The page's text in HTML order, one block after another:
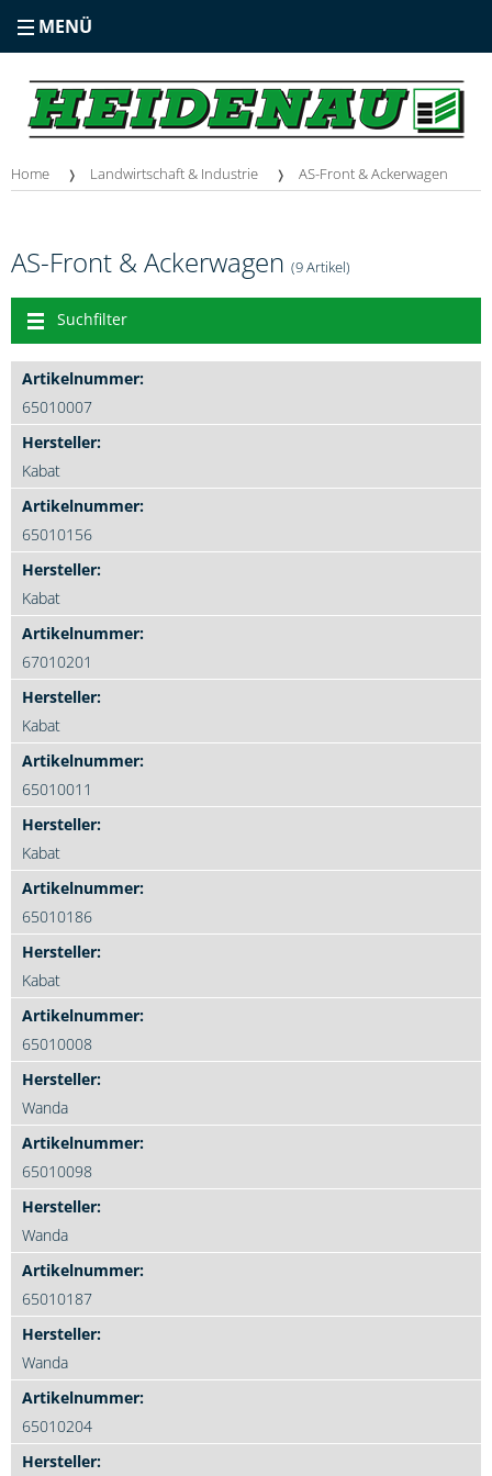
MENÜ
Home Landwirtschaft & Industrie AS-Front & Ackerwagen
AS-Front & Ackerwagen (9 Artikel)
Suchfilter
65010007
Kabat
65010156
Kabat
67010201
Kabat
65010011
Kabat
65010186
Kabat
65010008
Wanda
65010098
Wanda
65010187
Wanda
65010204